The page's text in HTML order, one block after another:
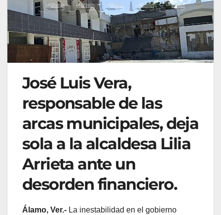
José Luis Vera,
responsable de las
arcas municipales, deja
sola a la alcaldesa Lilia
Arrieta ante un
desorden financiero.
Álamo, Ver.- La inestabilidad en el gobierno